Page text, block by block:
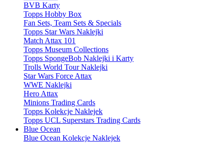
BVB Karty
Topps Hobby Box
Fan Sets, Team Sets & Specials
Topps Star Wars Naklejki
Match Attax 101
Topps Museum Collections
Topps SpongeBob Naklejki i Karty
Trolls World Tour Naklejki
Star Wars Force Attax
WWE Naklejki
Hero Attax
Minions Trading Cards
Topps Kolekcje Naklejek
Topps UCL Superstars Trading Cards
Blue Ocean
Blue Ocean Kolekcje Naklejek